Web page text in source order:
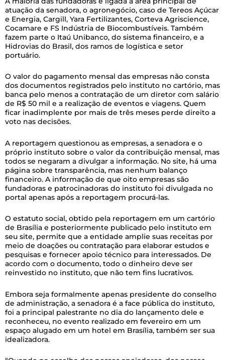
atuação da senadora, o agronegócio, caso de Tereos Açúcar
e Energia, Cargill, Yara Fertilizantes, Corteva Agriscience,
Cocamare e FS Indústria de Biocombustíveis. Também
fazem parte o Itaú Unibanco, do sistema financeiro, e a
Hidrovias do Brasil, dos ramos de logística e setor
portuário.
O valor do pagamento mensal das empresas não consta
dos documentos registrados pelo instituto no cartório, mas
banca pelo menos a contratação de um diretor com salário
de R$ 50 mil e a realização de eventos e viagens. Quem
ficar inadimplente por mais de três meses perde direito a
voto nas decisões.
A reportagem questionou as empresas, a senadora e o
próprio instituto sobre o valor da contribuição mensal, mas
todos se negaram a divulgar a informação. No site, há uma
página sobre transparência, mas nenhum balanço
financeiro. A informação de que oito empresas são
fundadoras e patrocinadoras do instituto foi divulgada no
portal apenas após a reportagem procurá-las.
O estatuto social, obtido pela reportagem em um cartório
de Brasília e posteriormente publicado pelo instituto em
seu site, permite que a entidade amplie suas receitas por
meio de doações ou contratação para elaborar estudos e
pesquisas e fornecer apoio técnico para interessados. De
acordo com o documento, todo o dinheiro deve ser
reinvestido no instituto, que não tem fins lucrativos.
Embora seja formalmente apenas presidente do conselho
de administração, a senadora é a face pública do instituto,
foi a principal palestrante no dia do lançamento dele e
reconheceu, no evento realizado em fevereiro em um
espaço alugado em um hotel em Brasília, também ser sua
idealizadora.